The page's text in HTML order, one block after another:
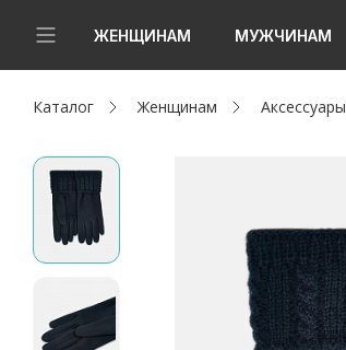
ЖЕНЩИНАМ МУЖЧИНАМ
Новинки
Женщинам
Мужчинам
Капсула
Каталог Женщинам Аксессуары